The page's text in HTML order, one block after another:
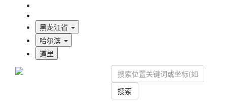
黑龙江省
哈尔滨
道里
搜索